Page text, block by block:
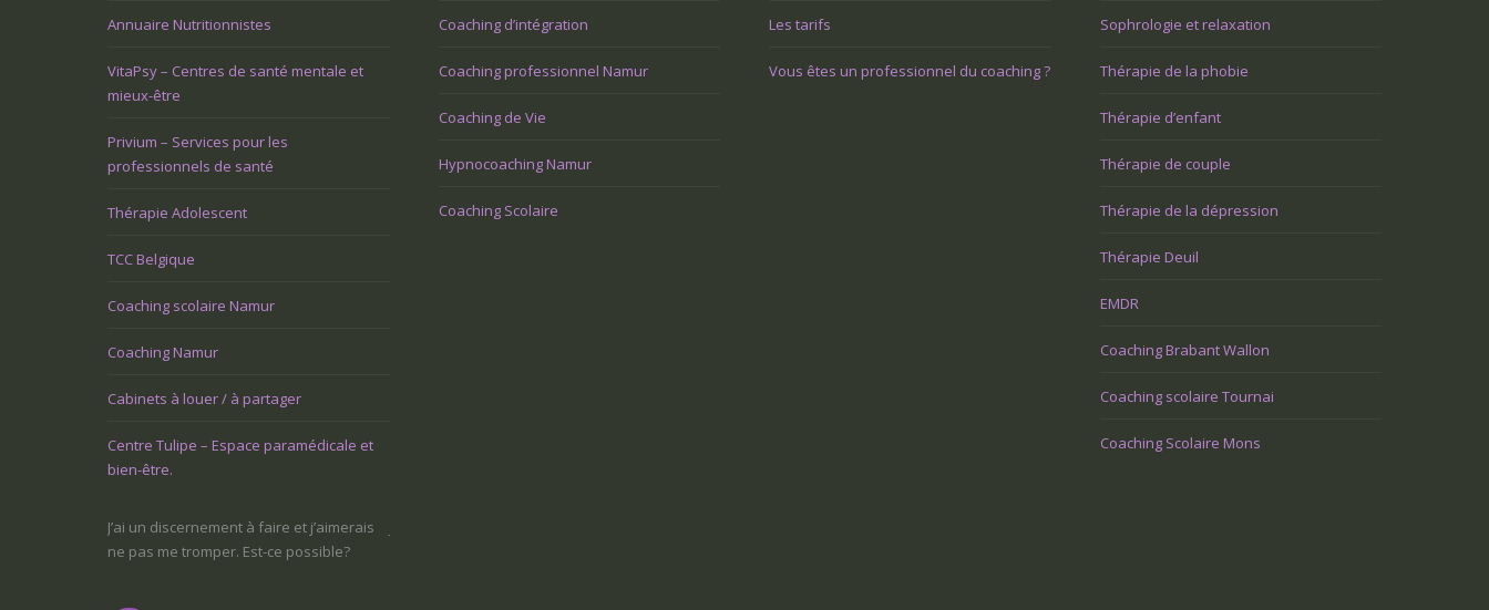
Annuaire Nutritionnistes
VitaPsy – Centres de santé mentale et
mieux-être
Privium – Services pour les
professionnels de santé
Thérapie Adolescent
TCC Belgique
Coaching scolaire Namur
Coaching Namur
Cabinets à louer / à partager
Centre Tulipe – Espace paramédicale et
bien-être.
Coaching d’intégration
Coaching professionnel Namur
Coaching de Vie
Hypnocoaching Namur
Coaching Scolaire
Les tarifs
Vous êtes un professionnel du coaching ?
Sophrologie et relaxation
Thérapie de la phobie
Thérapie d’enfant
Thérapie de couple
Thérapie de la dépression
Thérapie Deuil
EMDR
Coaching Brabant Wallon
Coaching scolaire Tournai
Coaching Scolaire Mons
J’ai un discernement à faire et j’aimerais
ne pas me tromper. Est-ce possible?